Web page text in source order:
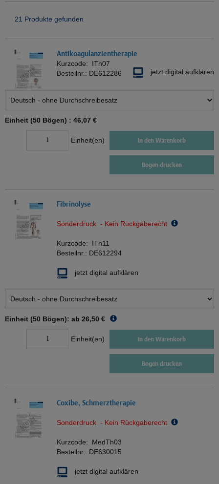
21 Produkte gefunden
Antikoagulanzientherapie
Kurzcode: ITh07
Bestellnr.: DE612286 jetzt digital aufklären
Einheit (50 Bögen) : 46,07 €
Einheit(en) In den Warenkorb
Bogen drucken
Fibrinolyse
Sonderdruck - Kein Rückgaberecht
Kurzcode: ITh11
Bestellnr.: DE612294
jetzt digital aufklären
Einheit (50 Bögen): ab 26,50 €
Einheit(en) In den Warenkorb
Bogen drucken
Coxibe, Schmerztherapie
Sonderdruck - Kein Rückgaberecht
Kurzcode: MedTh03
Bestellnr.: DE630015
jetzt digital aufklären